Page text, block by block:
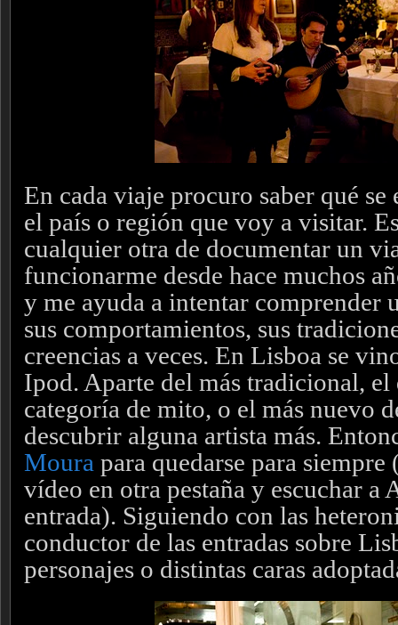
En cada viaje procuro saber qué se
el país o región que voy a visitar.
cualquier otra de documentar un
funcionarme desde hace muchos
y me ayuda a intentar comprender
sus comportamientos, sus
creencias a veces. En Lisboa se
Ipod. Aparte del más tradicional,
categoría de mito, o el más nuevo
descubrir alguna artista más.
Moura para quedarse para siempre
vídeo en otra pestaña y escuchar a
entrada). Siguiendo con las
conductor de las entradas sobre
personajes o distintas caras